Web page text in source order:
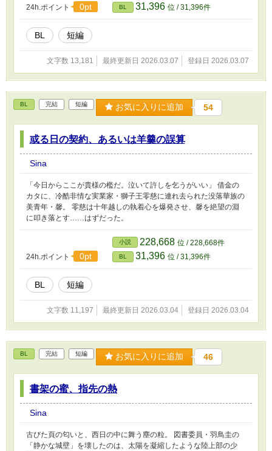
24h.ポイント 0pt BL 31,396 位 / 31,396件
BL 短編
文字数 13,181 最終更新日 2026.03.07 登録日 2026.03.07
BL 完結 短編 お気に入りに追加 54
或る日の契約、あるいは羊羹の誤算
Sina
「今日からここが貴様の檻だ。泣いて許しを乞うがいい」 借金の
カタに、冷酷非情な実業家・獅子王零慈に連れ去られた没落華族の
美青年・馨。 零慈は十年越しの執着心を爆発させ、馨を絶望の淵
に叩き落とす……はずだった。
24h.ポイント 0pt
小説 228,668 位 / 228,668件
BL 31,396 位 / 31,396件
BL 短編
文字数 11,197 最終更新日 2026.03.04 登録日 2026.03.04
BL 完結 短編 お気に入りに追加 46
書架の蜜、指先の熱
Sina
古びた頁の匂いと、西日の中に舞う塵の粒。 図書委員・羽鳥圭の
「静かな城壁」を壊したのは、太陽を凝縮したような陸上部の少